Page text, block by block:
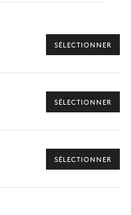
SÉLECTIONNER
SÉLECTIONNER
SÉLECTIONNER